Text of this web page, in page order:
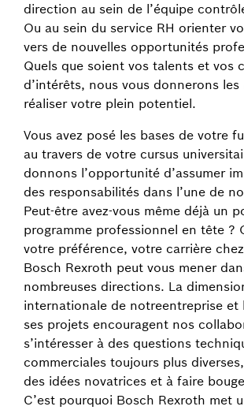
direction au sein de l’équipe
Ou au sein du service RH orienter
vers de nouvelles opportunités
Quels que soient vos talents et vos
d’intérêts, nous vous donnerons les
réaliser votre plein potentiel.
Vous avez posé les bases de votre
au travers de votre cursus
donnons l’opportunité d’assumer
des responsabilités dans l’une de
Peut-être avez-vous même déjà un
programme professionnel en tête ?
votre préférence, votre carrière chez
Bosch Rexroth peut vous mener
nombreuses directions. La
internationale de notreentreprise et
ses projets encouragent nos
s’intéresser à des questions
commerciales toujours plus
des idées novatrices et à faire
C’est pourquoi Bosch Rexroth met